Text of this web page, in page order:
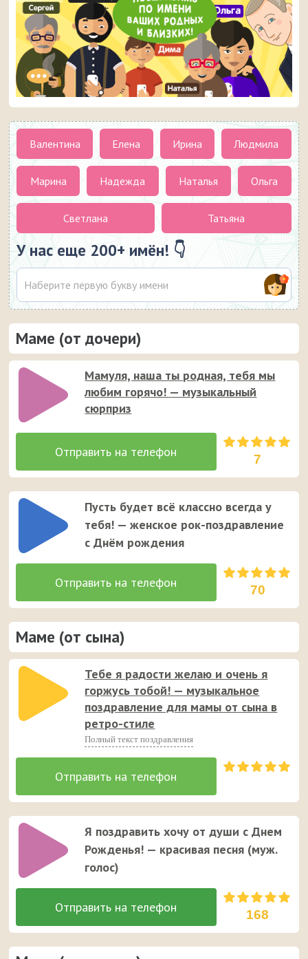
Валентина Елена Ирина Людмила
Марина Надежда Наталья Ольга
Светлана Татьяна
У нас еще 200+ имён! 👇
Маме (от дочери)
Мамуля, наша ты родная, тебя мы
любим горячо! — музыкальный
сюрприз
7
Пусть будет всё классно всегда у
тебя! — женское рок-поздравление
с Днём рождения
70
Маме (от сына)
Тебе я радости желаю и очень я
горжусь тобой! — музыкальное
поздравление для мамы от сына в
ретро-стиле
Полный текст поздравления
Я поздравить хочу от души с Днем
Рожденья! — красивая песня (муж.
голос)
168